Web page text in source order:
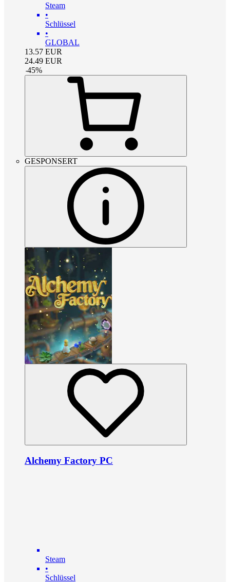
Steam
•
Schlüssel
•
GLOBAL
13.57 EUR
24.49 EUR
-45%
GESPONSERT
Alchemy Factory PC
Steam
•
Schlüssel